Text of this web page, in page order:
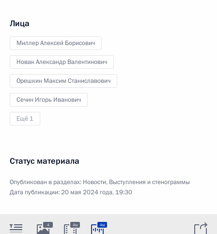
Лица
Миллер Алексей Борисович
Новак Александр Валентинович
Орешкин Максим Станиславович
Сечин Игорь Иванович
Ещё 1
Статус материала
Опубликован в разделах: Новости, Выступления и стенограммы
Дата публикации:20 мая 2024 года, 19:30
4 4м 4м